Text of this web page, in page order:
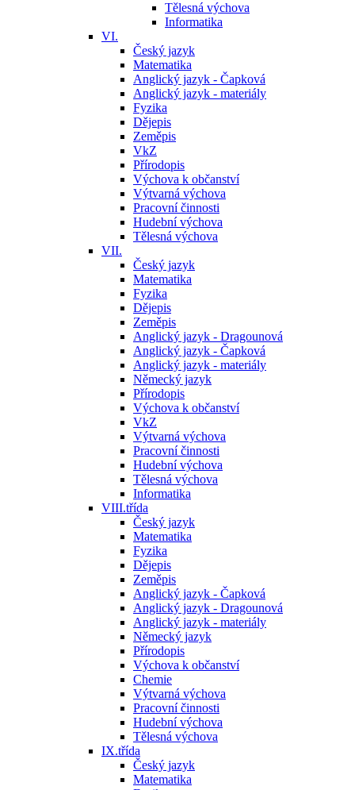
Tělesná výchova
Informatika
VI.
Český jazyk
Matematika
Anglický jazyk - Čapková
Anglický jazyk - materiály
Fyzika
Dějepis
Zeměpis
VkZ
Přírodopis
Výchova k občanství
Výtvarná výchova
Pracovní činnosti
Hudební výchova
Tělesná výchova
VII.
Český jazyk
Matematika
Fyzika
Dějepis
Zeměpis
Anglický jazyk - Dragounová
Anglický jazyk - Čapková
Anglický jazyk - materiály
Německý jazyk
Přírodopis
Výchova k občanství
VkZ
Výtvarná výchova
Pracovní činnosti
Hudební výchova
Tělesná výchova
Informatika
VIII.třída
Český jazyk
Matematika
Fyzika
Dějepis
Zeměpis
Anglický jazyk - Čapková
Anglický jazyk - Dragounová
Anglický jazyk - materiály
Německý jazyk
Přírodopis
Výchova k občanství
Chemie
Výtvarná výchova
Pracovní činnosti
Hudební výchova
Tělesná výchova
IX.třída
Český jazyk
Matematika